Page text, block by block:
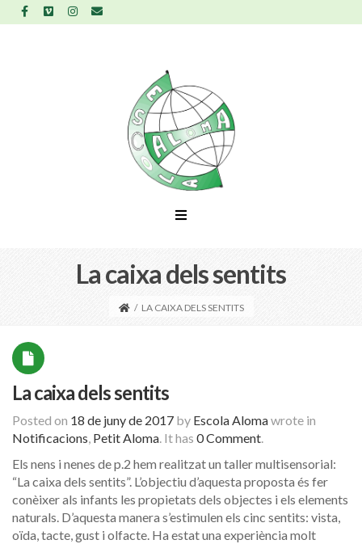
La caixa dels sentits
/ LA CAIXA DELS SENTITS
La caixa dels sentits
Posted on 18 de juny de 2017 by Escola Alomawrote in
Notificacions, Petit Aloma. It has 0 Comment.
Els nens i nenes de p.2 hem realitzat un taller multisensorial:
“La caixa dels sentits”. L’objectiu d’aquesta proposta és fer
conèixer als infants les propietats dels objectes i els elements
naturals. D’aquesta manera s’estimulen els cinc sentits: vista,
oïda, tacte, gust i olfacte. Ha estat una experiència molt